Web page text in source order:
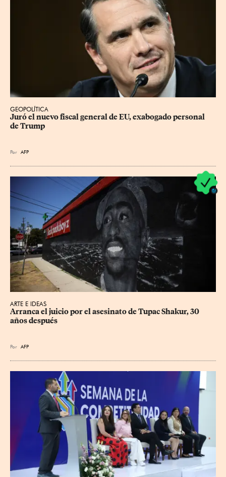
GEOPOLÍTICA
Juró el nuevo fiscal general de EU, exabogado personal
de Trump
Por AFP
ARTE E IDEAS
Arranca el juicio por el asesinato de Tupac Shakur, 30
años después
Por AFP